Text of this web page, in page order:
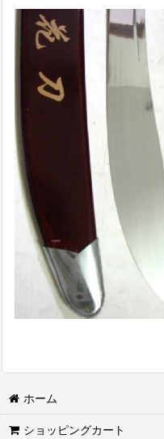
ホーム
ショッピングカート